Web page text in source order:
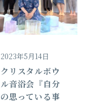
2023年5月14日
クリスタルボウ
ル音浴会『自分
の思っている事